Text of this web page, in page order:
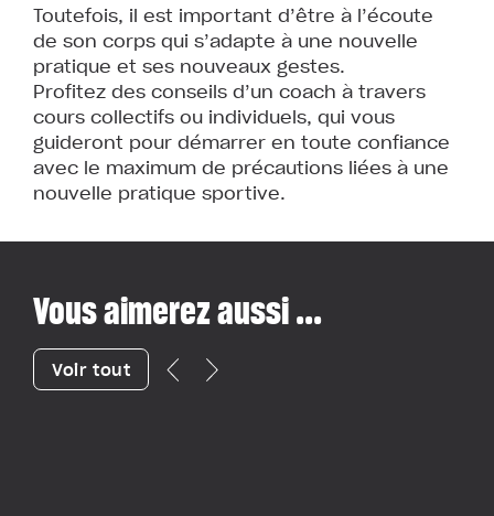
Toutefois, il est important d’être à l’écoute
de son corps qui s’adapte à une nouvelle
pratique et ses nouveaux gestes.
Profitez des conseils d’un coach à travers
cours collectifs ou individuels, qui vous
guideront pour démarrer en toute confiance
avec le maximum de précautions liées à une
nouvelle pratique sportive.
Vous aimerez aussi ...
Voir tout